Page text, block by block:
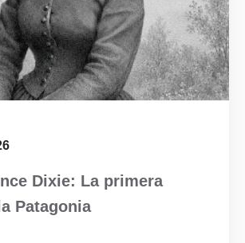
Dixie: La primera
Patagonia